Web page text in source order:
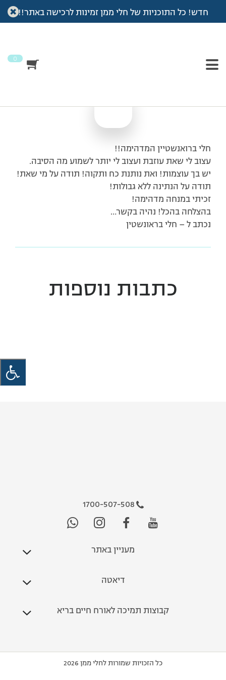
חדש! כל התוכניות של חלי ממן זמינות לרכישה באתר!!
0
עמוד הבית >מכתבי תודה>עצוב כשנפרדים ותודה על הכל!!!
חלי ברואנשטיין המדהימה!!
עצוב לי שאת עוזבת ועצוב לי יותר לשמוע מה הסיבה.
יש בך עוצמות! ואת נותנת כח ותקוה! תודה על מי שאת!
תודה על הנתינה ללא גבולות!
זכיתי במנחה מדהימה!
בהצלחה בהכל! נהיה בקשר…
נכתב ל – חלי בראונשטין
כתבות נוספות
1700-507-508
מעניין באתר
דיאטה
קבוצות תמיכה לאורח חיים בריא
כל הזכויות שמורות לחלי ממן 2026